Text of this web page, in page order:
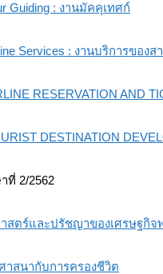
Guiding : งานมัคคุเทศก์
Services : งานบริการของส
RESERVATION AND
DESTINATION
ที่ 2/2562
สตร์และปรัชญาของเศรษฐกิจ
าสนากับการครองชีวิต